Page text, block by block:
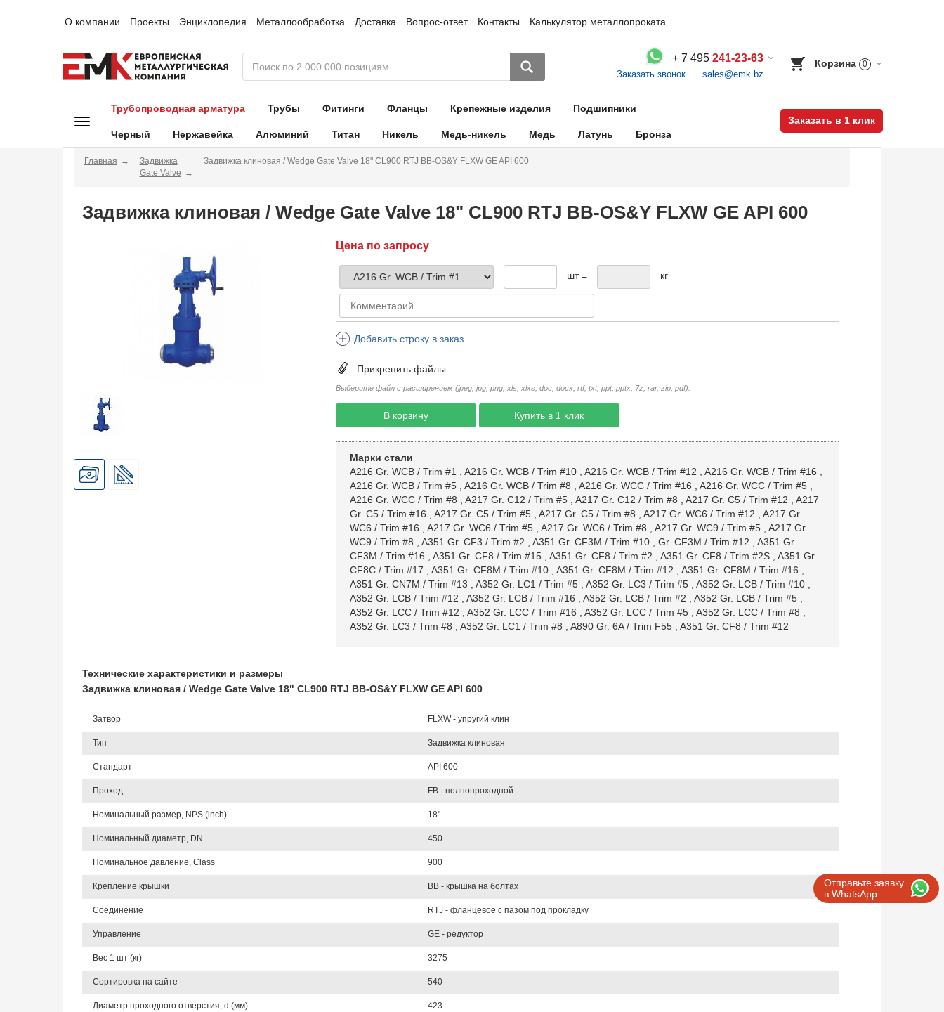
О компании Проекты Энциклопедия Металлообработка Доставка Вопрос-ответ Контакты Калькулятор металлопроката
+ 7 495 241-23-63
Заказать звонок sales@emk.bz
Корзина 0
Трубопроводная арматура Трубы Фитинги Фланцы Крепежные изделия Подшипники
Черный Нержавейка Алюминий Титан Никель Медь-никель Медь Латунь Бронза
Заказать в 1 клик
Отправьте заявку
в WhatsApp
Главная
Задвижка
Gate Valve
Задвижка клиновая / Wedge Gate Valve 18" CL900 RTJ BB-OS&Y FLXW GE API 600
Задвижка клиновая / Wedge Gate Valve 18" CL900 RTJ BB-OS&Y FLXW GE API 600
Цена по запросу
шт = кг
Добавить строку в заказ
Прикрепить файлы
Выберите файл с расширением (jpeg, jpg, png, xls, xlxs, doc, docx, rtf, txt, ppt, pptx, 7z, rar, zip, pdf).
В корзину Купить в 1 клик
Марки стали
A216 Gr. WCB / Trim #1
A216 Gr. WCB / Trim #10, A216 Gr. WCB / Trim #12 A216 Gr. WCB / Trim #16
A216 Gr. WCB / Trim #5, A216 Gr. WCB / Trim #8 A216 Gr. WCC / Trim #16 A216 Gr. WCC / Trim #5,
A216 Gr. WCC / Trim #8
A217 Gr. C12 / Trim #5, A217 Gr. C12 / Trim #8 A217 Gr. C5 / Trim #12
A217
Gr. C5 / Trim #16
A217 Gr. C5 / Trim #5, A217 Gr. C5 / Trim #8 A217 Gr. WC6 / Trim #12
A217 Gr.
WC6 / Trim #16
A217 Gr. WC6 / Trim #5, A217 Gr. WC6 / Trim #8 A217 Gr. WC9 / Trim #5, A217 Gr.
WC9 / Trim #8
A351 Gr. CF3 / Trim #2 A351 Gr. CF3M / Trim #10, Gr. CF3M / Trim #12
A351 Gr.
CF3M / Trim #16
A351 Gr. CF8 / Trim #15, A351 Gr. CF8 / Trim #2 A351 Gr. CF8 / Trim #2S, A351 Gr.
CF8C / Trim #17
A351 Gr. CF8M / Trim #10, A351 Gr. CF8M / Trim #12 A351 Gr. CF8M / Trim #16
A351 Gr. CN7M / Trim #13
A352 Gr. LC1 / Trim #5, A352 Gr. LC3 / Trim #5, A352 Gr. LCB / Trim #10,
A352 Gr. LCB / Trim #12
A352 Gr. LCB / Trim #16 A352 Gr. LCB / Trim #2 A352 Gr. LCB / Trim #5,
A352 Gr. LCC / Trim #12
A352 Gr. LCC / Trim #16 A352 Gr. LCC / Trim #5, A352 Gr. LCC / Trim #8
A352 Gr. LC3 / Trim #8
A352 Gr. LC1 / Trim #8 A890 Gr. 6A / Trim F55, A351 Gr. CF8 / Trim #12
Технические характеристики и размеры
Задвижка клиновая / Wedge Gate Valve 18" CL900 RTJ BB-OS&Y FLXW GE API 600
Затвор FLXW - упругий клин
Тип Задвижка клиновая
Стандарт API 600
Проход FB - полнопроходной
Номинальный размер, NPS (inch) 18"
Номинальный диаметр, DN 450
Номинальное давление, Class 900
Крепление крышки BB - крышка на болтах
Соединение RTJ - фланцевое с пазом под прокладку
Управление GE - редуктор
Вес 1 шт (кг) 3275
Сортировка на сайте 540
Диаметр проходного отверстия, d (мм) 423